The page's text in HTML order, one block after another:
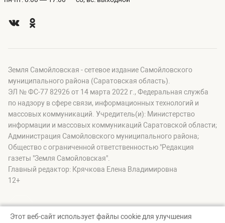
Земля Самойловская - сетевое издание Самойловского
муниципального района (Саратовская область).
ЭЛ № ФС-77 82926 от 14 марта 2022 г., Федеральная служба
по надзору в сфере связи, информационных технологий и
массовых коммуникаций. Учредитель(и): Министерство
информации и массовых коммуникаций Саратовской области;
Администрация Самойловского муниципального района;
Общество с ограниченной ответственностью "Редакция
газеты "Земля Самойловская".
Главный редактор: Крячкова Елена Владимировна
12+
Этот веб-сайт использует файлы cookie для улучшения